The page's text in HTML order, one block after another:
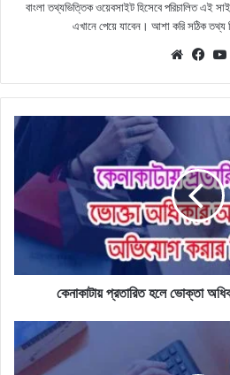
বাংলা তথ্যভিত্তিক ওয়েবসাইট হিসেবে পরিচালিত এই
এখানে পেয়ে যাবেন। আশা করি সঠিক তথ্য
Website
কেনাকাটায়
ভোক্তা
অধিকারে
অভিযোগ
করার
কেনাকাটায় প্রতারিত হলে ভোক্তা
কম্পিউটারের
প্রয়োজনীয়
সফটওয়্যার